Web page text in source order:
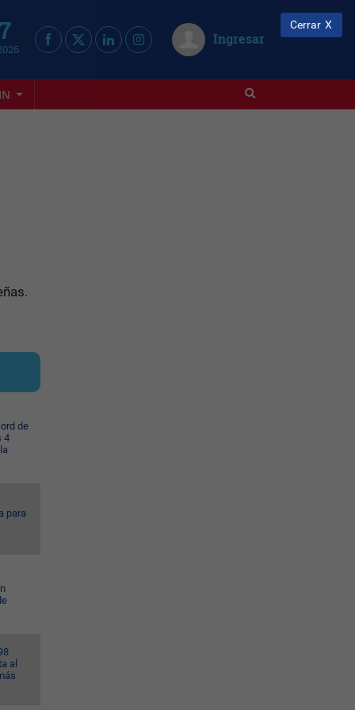
Ingresar
de
4
para
al
Cerrar